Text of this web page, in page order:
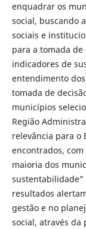
enquadrar os
social, buscando
sociais e
para a tomada
indicadores de
entendimento
tomada de
municípios
Região
relevância para o
encontrados,
maioria dos
sustentabilidade”
resultados
gestão e no
social, através da